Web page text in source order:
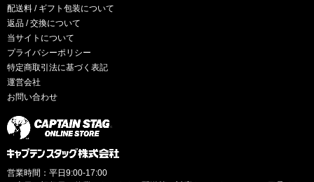
配送料 / ギフト包装について
返品 / 交換について
当サイトについて
プライバシーポリシー
特定商取引法に基づく表記
運営会社
お問い合わせ
営業時間：平日9:00-17:00